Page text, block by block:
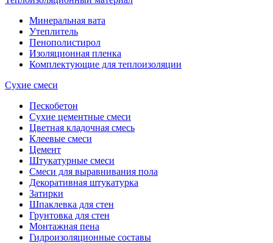
Минеральная вата
Утеплитель
Пенополистирол
Изоляционная пленка
Комплектующие для теплоизоляции
Сухие смеси
Пескобетон
Сухие цементные смеси
Цветная кладочная смесь
Клеевые смеси
Цемент
Штукатурные смеси
Смеси для выравнивания пола
Декоративная штукатурка
Затирки
Шпаклевка для стен
Грунтовка для стен
Монтажная пена
Гидроизоляционные составы